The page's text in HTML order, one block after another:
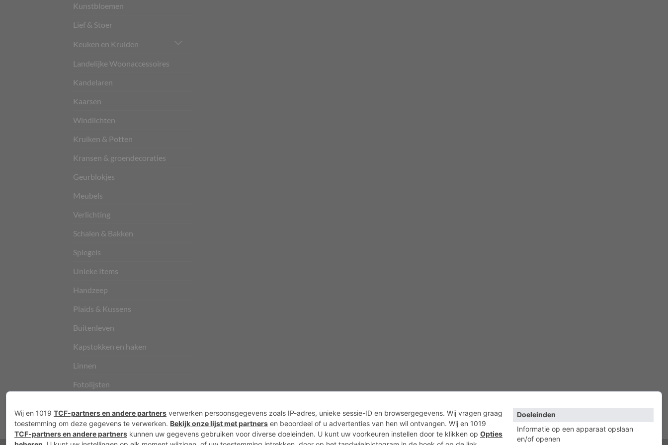
Kunstbloemen
Lief & Stoer
Keuken en Kruiden
Landelijke Woonaccessoires
Kandelaren
Kaarsen
Windlichten
Kruiken & Potten
Kransen & groendecoraties
Geurblokjes
Meubels
Verlichting
Schalen & Bakken
Spiegels
Unieke Items
Handzeep
Plaids & Kussens
Buitenleven
Kapstokken en haken
Linnen
Fotolijsten